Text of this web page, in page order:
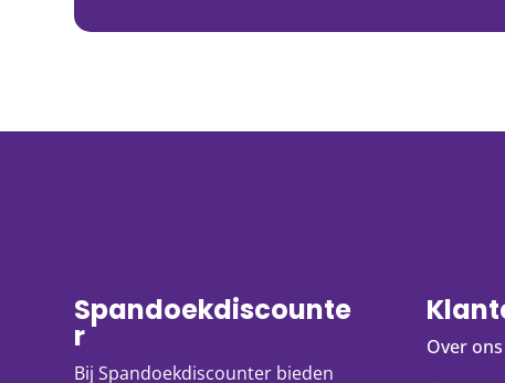
Spandoekdiscounte
r
Bij Spandoekdiscounter bieden
Over ons